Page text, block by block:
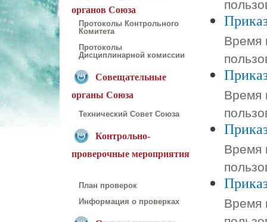
органов Союза
Протоколы Контрольного
Комитета
Протоколы
Дисциплинарной комиссии
Совещательные
органы Союза
Технический Совет Союза
Контрольно-
проверочные мероприятия
План проверок
Информация о проверках
Время
Время
Время
Время